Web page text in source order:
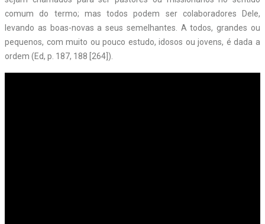
comum do termo; mas todos podem ser colaboradores Dele,
levando as boas-novas a seus semelhantes. A todos, grandes ou
pequenos, com muito ou pouco estudo, idosos ou jovens, é dada a
ordem (Ed, p. 187, 188 [264]).